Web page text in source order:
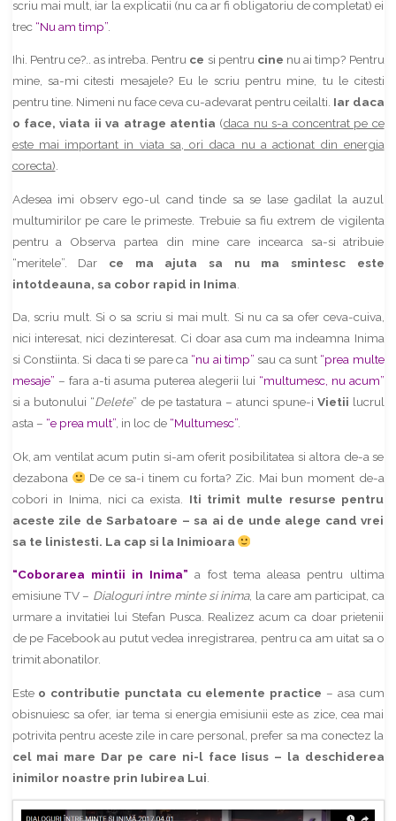
scriu mai mult, iar la explicatii (nu ca ar fi obligatoriu de completat) ei
trec “Nu am timp”.
Ihi. Pentru ce?.. as intreba. Pentru ce si pentru cine nu ai timp? Pentru
mine, sa-mi citesti mesajele? Eu le scriu pentru mine, tu le citesti
pentru tine. Nimeni nu face ceva cu-adevarat pentru ceilalti. Iar daca
o face, viata ii va atrage atentia (daca nu s-a concentrat pe ce
este mai important in viata sa, ori daca nu a actionat din energia
corecta).
Adesea imi observ ego-ul cand tinde sa se lase gadilat la auzul
multumirilor pe care le primeste. Trebuie sa fiu extrem de vigilenta
pentru a Observa partea din mine care incearca sa-si atribuie
“meritele”. Dar ce ma ajuta sa nu ma smintesc este
intotdeauna, sa cobor rapid in Inima
Da, scriu mult. Si o sa scriu si mai mult. Si nu ca sa ofer ceva-cuiva,
nici interesat, nici dezinteresat. Ci doar asa cum ma indeamna Inima
si Constiinta. Si daca ti se pare ca “nu ai timp” sau ca sunt “prea multe
mesaje” – fara a-ti asuma puterea alegerii lui “multumesc, nu acum”
si a butonului “Delete” de pe tastatura – atunci spune-i Vietii lucrul
asta – “e prea mult”, in loc de“Multumesc”.
Ok, am ventilat acum putin si-am oferit posibilitatea si altora de-a se
dezabona
De ce sa-i tinem cu forta? Zic. Mai bun moment de-a
cobori in Inima, nici ca exista.
Iti trimit multe resurse pentru
aceste zile de Sarbatoare – sa ai de unde alege cand vrei
sa te linistesti. La cap si la Inimioara
“Coborarea mintii in Inima” a fost tema aleasa pentru ultima
emisiune TV – Dialoguri intre minte si inima, la care am participat, ca
urmare a invitatiei lui Stefan Pusca. Realizez acum ca doar prietenii
de pe Facebook au putut vedea inregistrarea, pentru ca am uitat sa o
trimit abonatilor.
Este o contributie punctata cu elemente practice – asa cum
obisnuiesc sa ofer, iar tema si energia emisiunii este as zice, cea mai
potrivita pentru aceste zile in care personal, prefer sa ma conectez la
cel mai mare Dar pe care ni-l face Iisus – la deschiderea
inimilor noastre prin Iubirea Lui